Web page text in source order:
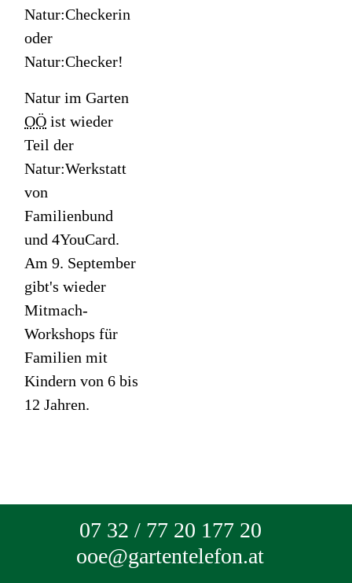
Natur:Checkerin
oder
Natur:Checker!
Natur im Garten
OÖ ist wieder
Teil der
Natur:Werkstatt
von
Familienbund
und 4YouCard.
Am 9. September
gibt's wieder
Mitmach-
Workshops für
Familien mit
Kindern von 6 bis
12 Jahren.
07 32 / 77 20 177 20
ooe@gartentelefon.at